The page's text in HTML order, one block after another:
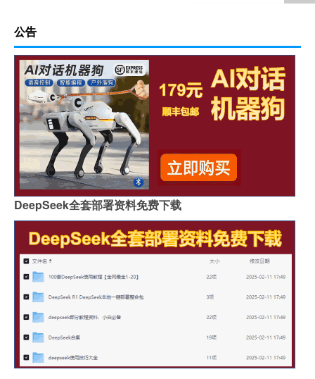
公告
DeepSeek全套部署资料免费下载